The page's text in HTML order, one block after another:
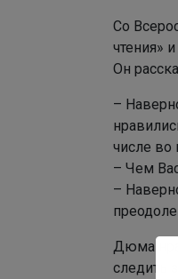
Со
чтения»
Он
–
числе во
– Чем
–
Дюма
следить